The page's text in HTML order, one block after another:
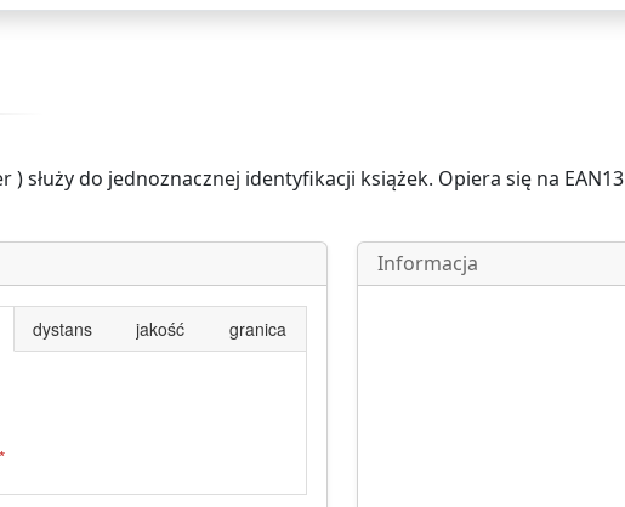
) służy do jednoznacznej identyfikacji książek. Opiera się na EAN13
dystans jakość granica
*
Informacja